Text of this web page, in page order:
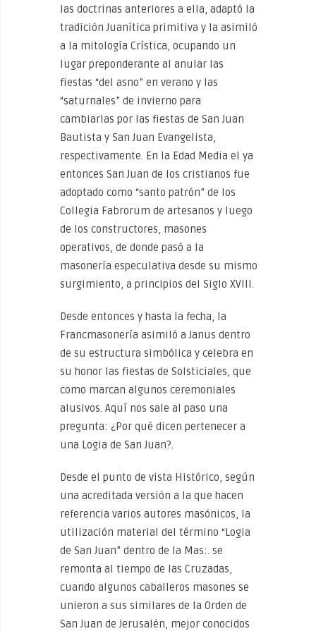
las doctrinas anteriores a ella, adaptó la
tradición Juanítica primitiva y la asimiló
a la mitología Crística, ocupando un
lugar preponderante al anular las
fiestas “del asno” en verano y las
“saturnales” de invierno para
cambiarlas por las fiestas de San Juan
Bautista y San Juan Evangelista,
respectivamente. En la Edad Media el ya
entonces San Juan de los cristianos fue
adoptado como “santo patrón” de los
Collegia Fabrorum de artesanos y luego
de los constructores, masones
operativos, de donde pasó a la
masonería especulativa desde su mismo
surgimiento, a principios del Siglo XVIII.
Desde entonces y hasta la fecha, la
Francmasonería asimiló a Janus dentro
de su estructura simbólica y celebra en
su honor las fiestas de Solsticiales, que
como marcan algunos ceremoniales
alusivos. Aquí nos sale al paso una
pregunta: ¿Por qué dicen pertenecer a
una Logia de San Juan?.
Desde el punto de vista Histórico, según
una acreditada versión a la que hacen
referencia varios autores masónicos, la
utilización material del término “Logia
de San Juan” dentro de la Mas:. se
remonta al tiempo de las Cruzadas,
cuando algunos caballeros masones se
unieron a sus similares de la Orden de
San Juan de Jerusalén, mejor conocidos